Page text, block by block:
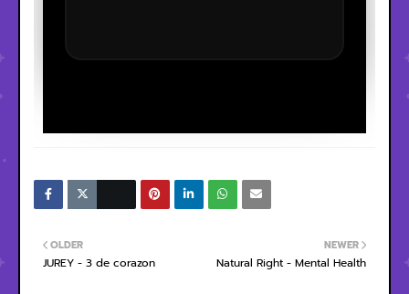
NEWER
Natural Right - Mental Health
OLDER
JUREY - 3 de corazon